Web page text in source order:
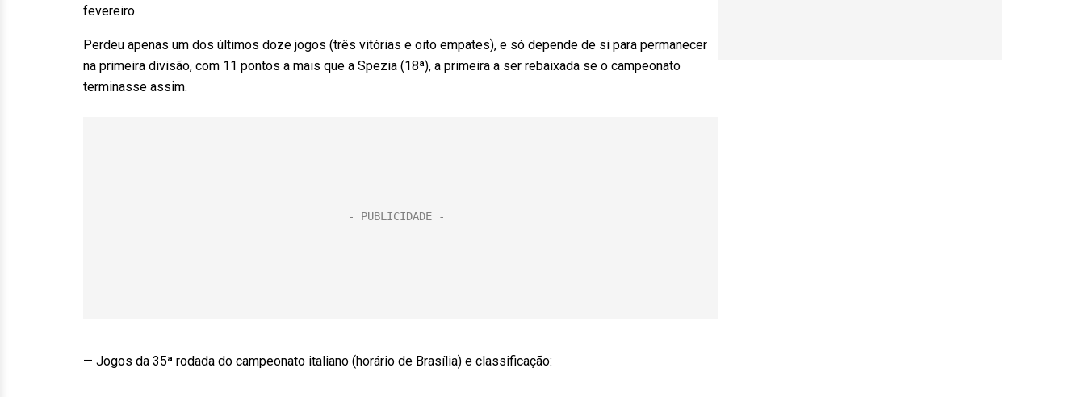
fevereiro.
Perdeu apenas um dos últimos doze jogos (três vitórias e oito empates), e só depende de si para permanecer
na primeira divisão, com 11 pontos a mais que a Spezia (18ª), a primeira a ser rebaixada se o campeonato
terminasse assim.
— Jogos da 35ª rodada do campeonato italiano (horário de Brasília) e classificação: